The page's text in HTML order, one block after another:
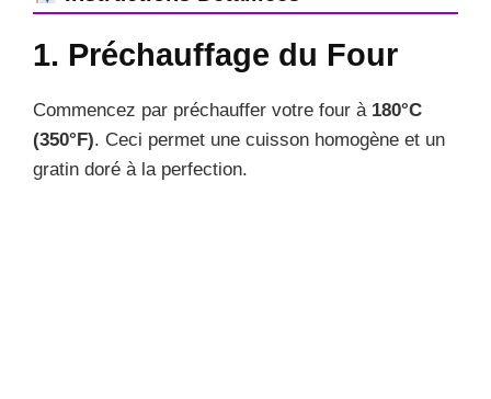
1. Préchauffage du Four
Commencez par préchauffer votre four à 180°C
(350°F). Ceci permet une cuisson homogène et un
gratin doré à la perfection.